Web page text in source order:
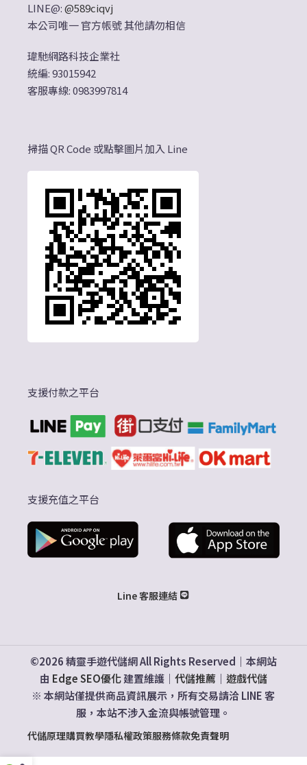
LINE@:@589ciqvj
本公司唯一 官方帳號 其他請勿相信
瑋馳網路科技企業社
統編: 93015942
客服專線: 0983997814
掃描 QR Code 或點擊圖片加入 Line
支援付款之平台
支援充值之平台
Line 客服連結
©2026 精靈手遊代儲網 All Rights Reserved｜本網站
由 Edge SEO優化建置維護｜ 代儲推薦｜ 遊戲代儲
※ 本網站僅提供商品資訊展示，所有交易請洽 LINE 客
服，本站不涉入金流與帳號管理。
代儲原理購買教學隱私權政策服務條款免責聲明